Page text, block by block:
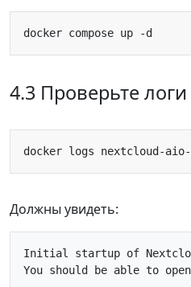
4.3 Проверьте логи
docker logs nextcloud-
Должны увидеть:
Initial startup of